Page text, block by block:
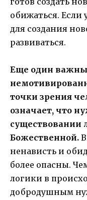
обижаться. Если
для создания
развиваться.
Еще один
точки зрения
означает, что
существовании
Божественной.
ненависть и
более опасны.
логики в
добродушным